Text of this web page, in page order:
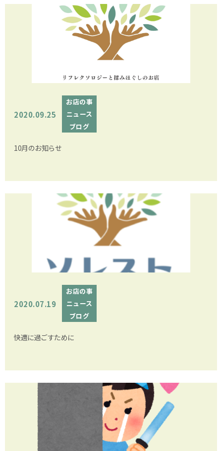
2020.09.25
お店の事
ニュース
ブログ
10月のお知らせ
2020.07.19
お店の事
ニュース
ブログ
快適に過ごすために